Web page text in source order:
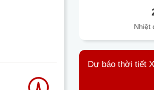
Nhiệt
Dự báo thời tiết